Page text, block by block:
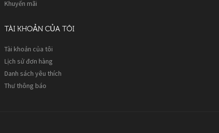
Khuyến mãi
TÀI KHOẢN CỦA TÔI
Tài khoản của tôi
Lịch sử đơn hàng
Danh sách yêu thích
Thư thông báo